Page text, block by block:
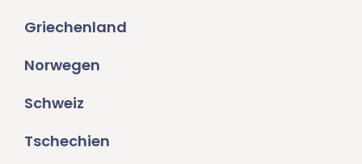
Griechenland
Norwegen
Schweiz
Tschechien